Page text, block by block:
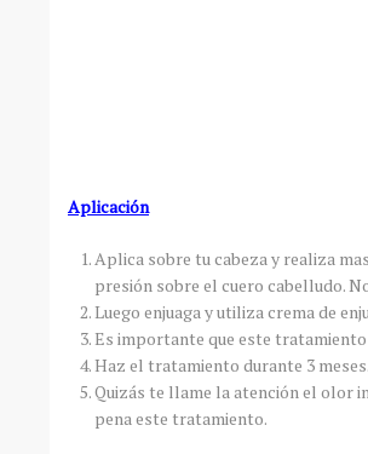
Aplicación
Aplica sobre tu cabeza y realiza
presión sobre el cuero cabelludo.
Luego enjuaga y utiliza crema de
Es importante que este
Haz el tratamiento durante 3
Quizás te llame la atención el olor
pena este tratamiento.